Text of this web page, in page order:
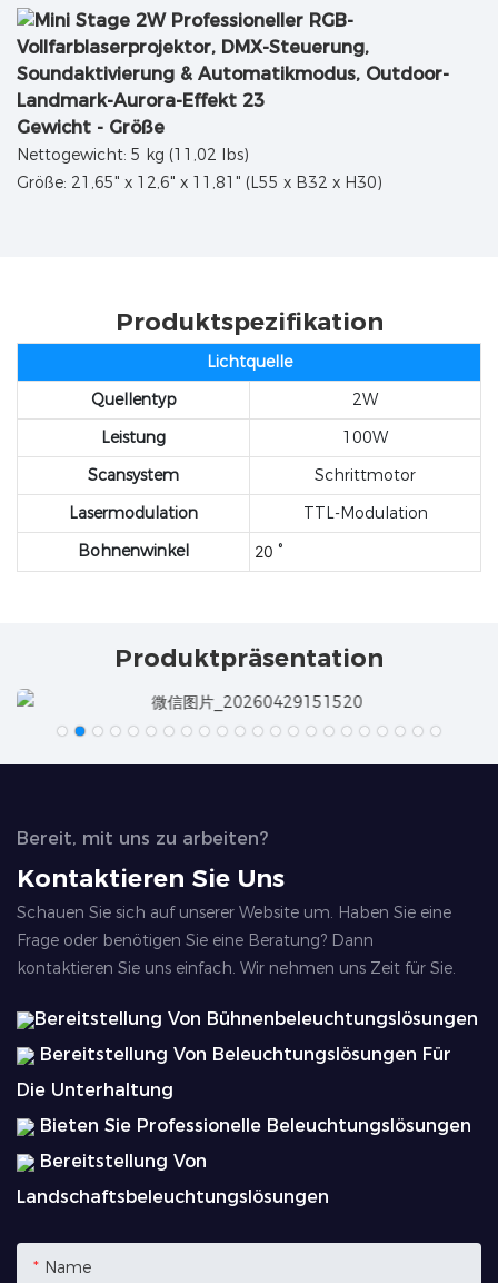
Gewicht - Größe
Nettogewicht: 5 kg (11,02 lbs)
Größe: 21,65" x 12,6" x 11,81" (L55 x B32 x H30)
Produktspezifikation
Lichtquelle
Quellentyp
2W
Leistung
100W
Scansystem
Schrittmotor
Lasermodulation
TTL-Modulation
Bohnenwinkel
20 °
Produktpräsentation
Bereit, mit uns zu arbeiten?
Kontaktieren Sie Uns
Schauen Sie sich auf unserer Website um. Haben Sie eine
Frage oder benötigen Sie eine Beratung? Dann
kontaktieren Sie uns einfach. Wir nehmen uns Zeit für Sie.
Bereitstellung Von Bühnenbeleuchtungslösungen
Bereitstellung Von Beleuchtungslösungen Für
Die Unterhaltung
Bieten Sie Professionelle Beleuchtungslösungen
Bereitstellung Von
Landschaftsbeleuchtungslösungen
Name